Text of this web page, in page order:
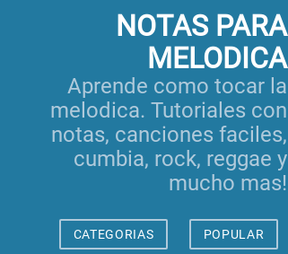
NOTAS PARA
MELODICA
Aprende como tocar la
melodica. Tutoriales con
notas, canciones faciles,
cumbia, rock, reggae y
mucho mas!
CATEGORIAS POPULAR